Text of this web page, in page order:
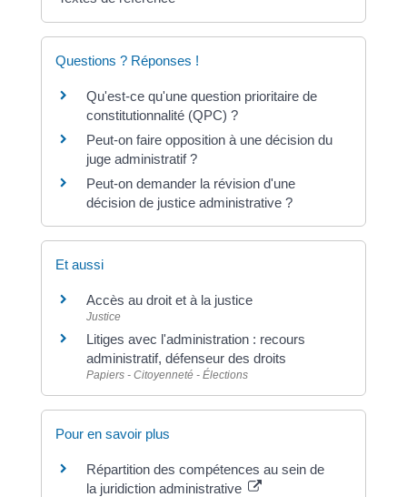
Questions ? Réponses !
Qu'est-ce qu'une question prioritaire de
constitutionnalité (QPC) ?
Peut-on faire opposition à une décision du
juge administratif ?
Peut-on demander la révision d'une
décision de justice administrative ?
Et aussi
Accès au droit et à la justice
Justice
Litiges avec l'administration : recours
administratif, défenseur des droits
Papiers - Citoyenneté - Élections
Pour en savoir plus
Répartition des compétences au sein de
la juridiction administrative